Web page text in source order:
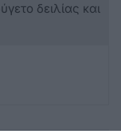
δειλίας και